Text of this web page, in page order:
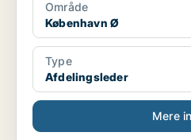
Område
København Ø
Type
Afdelingsleder
Mere